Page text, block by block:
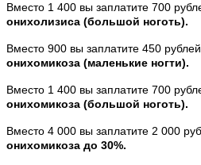
Вместо 1 400 вы заплатите 700
онихолизиса (большой ноготь).
Вместо 900 вы заплатите 450
онихомикоза (маленькие ногти).
Вместо 1 400 вы заплатите 700
онихомикоза (большой ноготь).
Вместо 4 000 вы заплатите 2 000
онихомикоза до 30%.